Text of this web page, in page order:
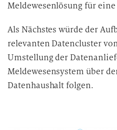
Meldewesenlösung für eine
Als Nächstes würde der
relevanten Datencluster
Umstellung der
Meldewesensystem über
Datenhaushalt folgen.